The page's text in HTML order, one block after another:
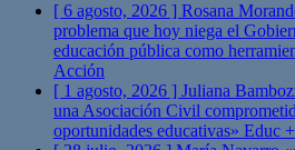
[ 6 agosto, 2026 ] Rosana
problema que hoy niega el
educación pública como
Acción
[ 1 agosto, 2026 ] Juliana
una Asociación Civil
oportunidades educativas» Educ